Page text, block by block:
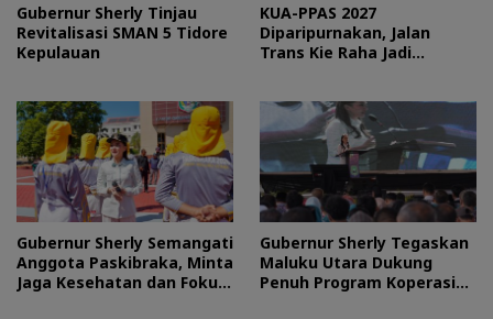
Gubernur Sherly Tinjau
Revitalisasi SMAN 5 Tidore
Kepulauan
KUA-PPAS 2027
Diparipurnakan, Jalan
Trans Kie Raha Jadi
Gubernur Sherly Semangati
Anggota Paskibraka, Minta
Jaga Kesehatan dan Fokus
Gubernur Sherly Tegaskan
Maluku Utara Dukung
Penuh Program Koperasi